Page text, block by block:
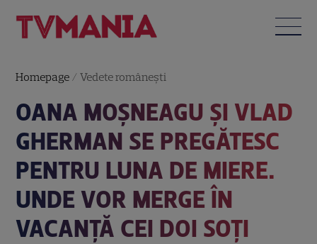
Homepage /Vedete româneşti
OANA MOȘNEAGU ȘI VLAD
GHERMAN SE PREGĂTESC
PENTRU LUNA DE MIERE.
UNDE VOR MERGE ÎN
VACANȚĂ CEI DOI SOȚI